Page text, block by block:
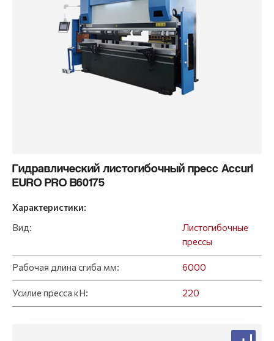
Гидравлический листогибочный пресс Accurl
EURO PRO B60175
Характеристики:
Вид:
Листогибочные
прессы
Рабочая длина сгиба мм: 6000
Усилие пресса кН: 220